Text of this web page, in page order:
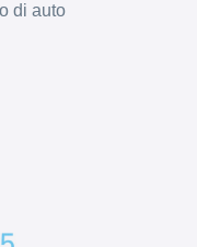
di auto